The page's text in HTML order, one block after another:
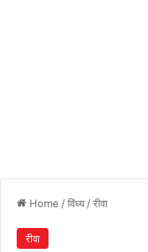
Home /विंध्य /रीवा
रीवा